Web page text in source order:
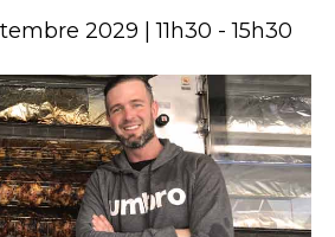
2029 | 11h30 -15h30